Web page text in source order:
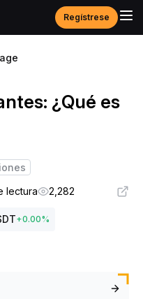
Regístrese
¿Qué es
lectura 2,282
+0.00%